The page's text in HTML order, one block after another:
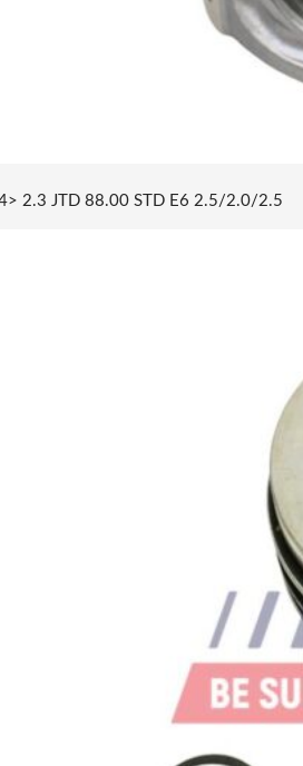
2.3 JTD 88.00 STD E6 2.5/2.0/2.5